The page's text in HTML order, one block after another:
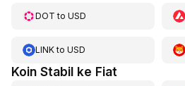
DOT to USD
LINKto USD
Koin Stabil ke Fiat